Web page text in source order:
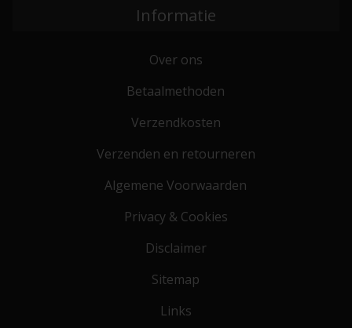
Informatie
Over ons
Betaalmethoden
Verzendkosten
Verzenden en retourneren
Algemene Voorwaarden
Privacy & Cookies
Disclaimer
Sitemap
Links